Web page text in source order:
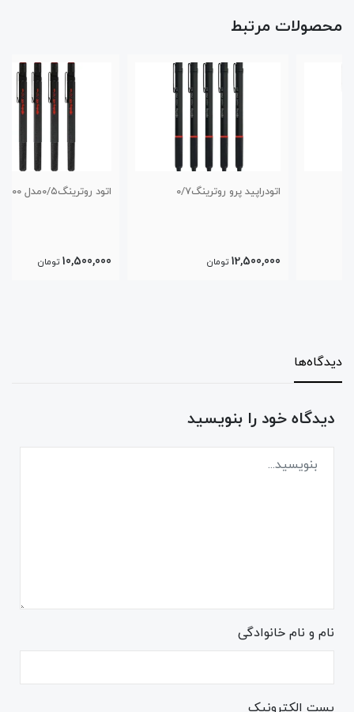
محصولات مرتبط
اتودراپید پرو روترینگ۰/۷
تومان تومان
دیدگاه‌ها
دیدگاه خود را بنویسید
نام و نام خانوادگی
پست الکترونیک